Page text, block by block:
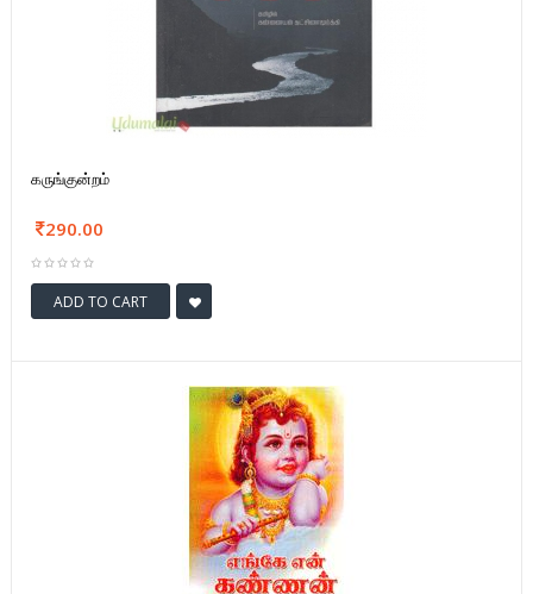
கருங்குன்றம்
290.00
ADD TO CART